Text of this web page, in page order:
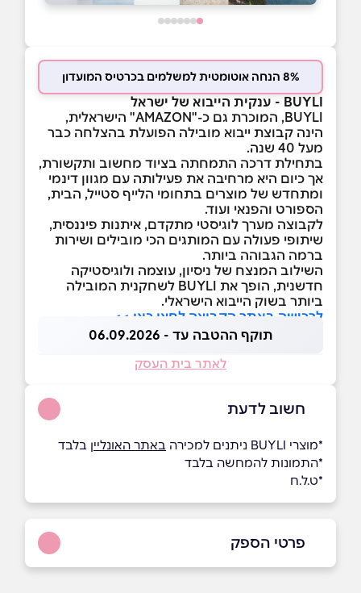
8% הנחה אוטומטית למשלמים בכרטיס המועדון
BUYLI - ענקית הייבוא של ישראל
BUYLI, המוכרת גם כ-"AMAZON" הישראלית,
הינה קבוצת ייבוא מובילה הפועלת בהצלחה כבר
מעל 40 שנה.
בתחילת דרכה התמחתה בציוד מחשוב ותקשורת,
אך כיום היא מרחיבה את פעילותה עם מגוון דינמי
ומתחדש של מוצרים בתחומי הלייף סטייל, הבית,
הספורט והפנאי ועוד.
לקבוצה מערך לוגיסטי מתקדם, איתנות פיננסית,
שיתופי פעולה עם המותגים הכי מובילים ושירות
ברמה הגבוהה ביותר.
השילוב המנצח של ניסיון, עוצמה ולוגיסטיקה
חדשנית, הופך את BUYLI לשחקנית המובילה
ביותר בשוק הייבוא הישראלי.
לרכישה באתר הקבוצה לחצו כאן >>
תוקף ההטבה עד - 06.09.2026
לאתר בית העסק
חשוב לדעת
ָ*מוצרי BUYLI ניתנים למכירה באתר האונליין בלבד
*התמונות להמחשה בלבד
*ט.ל.ח
פרטי הספק